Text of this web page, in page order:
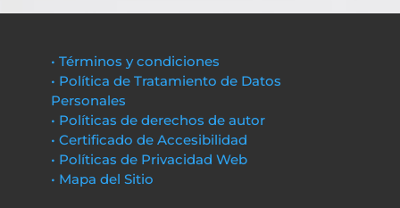
• Términos y condiciones
• Política de Tratamiento de Datos
Personales
• Políticas de derechos de autor
• Certificado de Accesibilidad
• Políticas de Privacidad Web
• Mapa del Sitio